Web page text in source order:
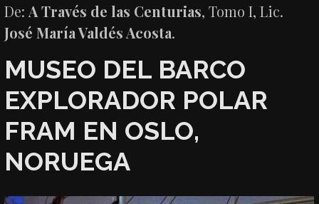
De: A Través de las Centurias, Tomo I, Lic.
José María Valdés Acosta.
MUSEO DEL BARCO
EXPLORADOR POLAR
FRAM EN OSLO,
NORUEGA